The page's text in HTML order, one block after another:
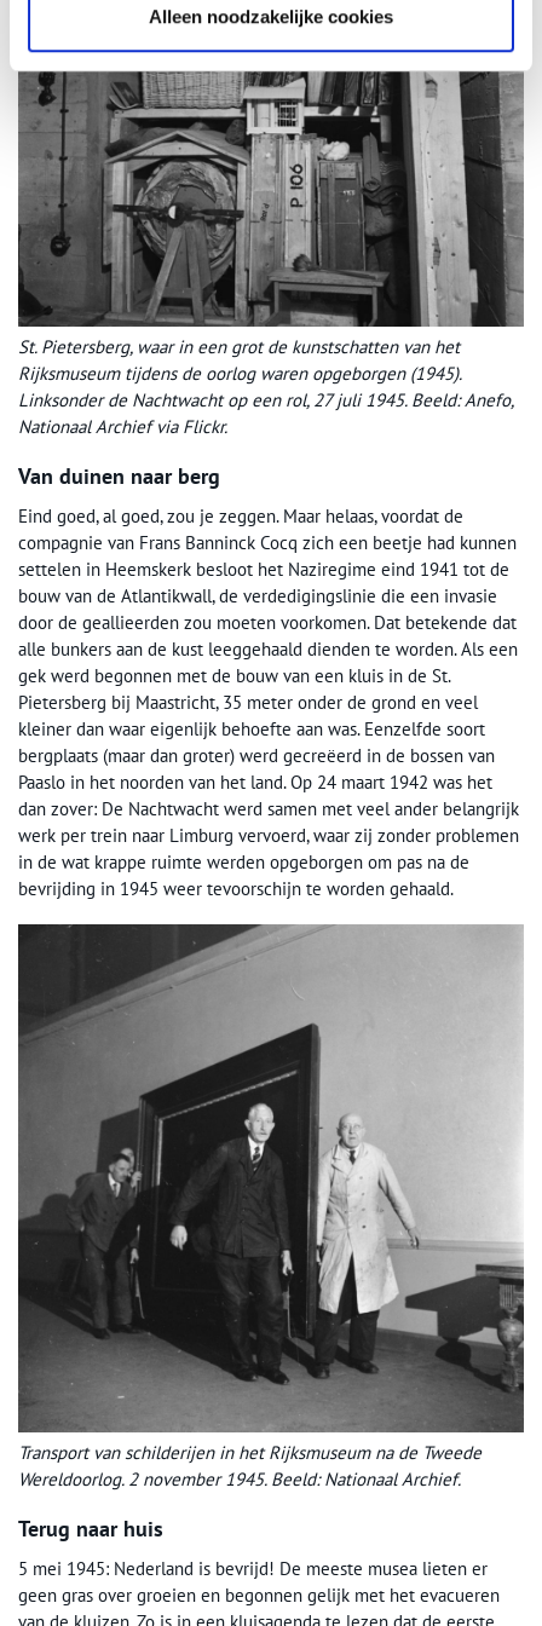
Alleen noodzakelijke cookies
St. Pietersberg, waar in een grot de kunstschatten van het
Rijksmuseum tijdens de oorlog waren opgeborgen (1945).
Linksonder de Nachtwacht op een rol, 27 juli 1945. Beeld: Anefo,
Nationaal Archief via Flickr.
Van duinen naar berg
Eind goed, al goed, zou je zeggen. Maar helaas, voordat de
compagnie van Frans Banninck Cocq zich een beetje had kunnen
settelen in Heemskerk besloot het Naziregime eind 1941 tot de
bouw van de Atlantikwall, de verdedigingslinie die een invasie
door de geallieerden zou moeten voorkomen. Dat betekende dat
alle bunkers aan de kust leeggehaald dienden te worden. Als een
gek werd begonnen met de bouw van een kluis in de St.
Pietersberg bij Maastricht, 35 meter onder de grond en veel
kleiner dan waar eigenlijk behoefte aan was. Eenzelfde soort
bergplaats (maar dan groter) werd gecreëerd in de bossen van
Paaslo in het noorden van het land. Op 24 maart 1942 was het
dan zover: De Nachtwacht werd samen met veel ander belangrijk
werk per trein naar Limburg vervoerd, waar zij zonder problemen
in de wat krappe ruimte werden opgeborgen om pas na de
bevrijding in 1945 weer tevoorschijn te worden gehaald.
Transport van schilderijen in het Rijksmuseum na de Tweede
Wereldoorlog. 2 november 1945. Beeld: Nationaal Archief.
Terug naar huis
5 mei 1945: Nederland is bevrijd! De meeste musea lieten er
geen gras over groeien en begonnen gelijk met het evacueren